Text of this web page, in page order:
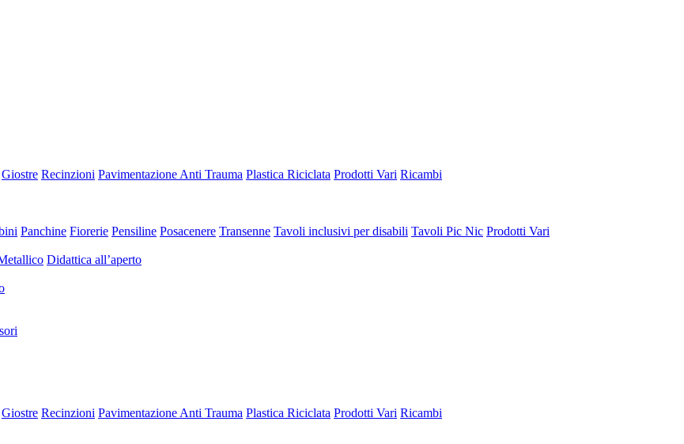
Giostre Recinzioni Pavimentazione Anti Trauma Plastica Riciclata Prodotti Vari Ricambi
Panchine Fiorerie Pensiline Posacenere Transenne Tavoli inclusivi per disabili Tavoli Pic Nic Prodotti Vari
Didattica all’aperto
Giostre Recinzioni Pavimentazione Anti Trauma Plastica Riciclata Prodotti Vari Ricambi